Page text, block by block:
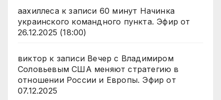
аахиллесак записи 60 минут Начинка
украинского командного пункта. Эфир от
26.12.2025 (18:00)
виктор к записи Вечер с Владимиром
Соловьевым США меняют стратегию в
отношении России и Европы. Эфир от
07.12.2025